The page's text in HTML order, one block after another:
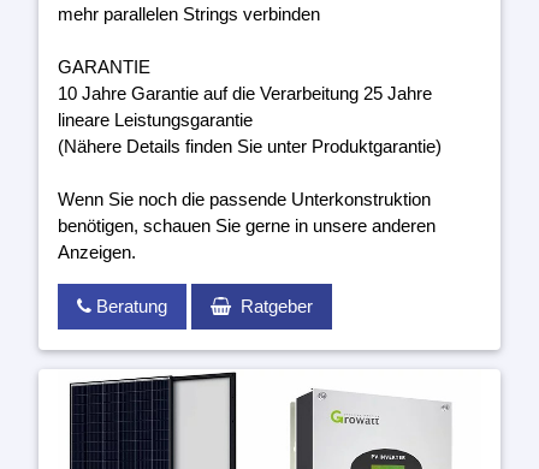
mehr parallelen Strings verbinden
GARANTIE
10 Jahre Garantie auf die Verarbeitung 25 Jahre
lineare Leistungsgarantie
(Nähere Details finden Sie unter Produktgarantie)
Wenn Sie noch die passende Unterkonstruktion
benötigen, schauen Sie gerne in unsere anderen
Anzeigen.
Beratung Ratgeber